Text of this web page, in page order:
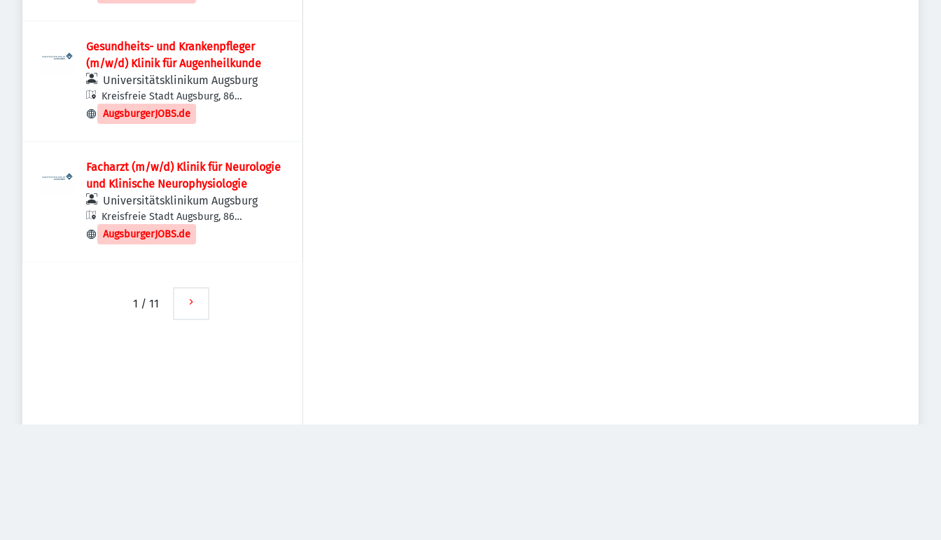
Gesundheits- und Krankenpfleger
(m/w/d) Klinik für Augenheilkunde
Universitätsklinikum Augsburg
Kreisfreie Stadt Augsburg, 86
Augsburg, Deutschland
AugsburgerJOBS.de
Facharzt (m/w/d) Klinik für Neurologie
und Klinische Neurophysiologie
Universitätsklinikum Augsburg
Kreisfreie Stadt Augsburg, 86
Augsburg, Deutschland
AugsburgerJOBS.de
1 / 11